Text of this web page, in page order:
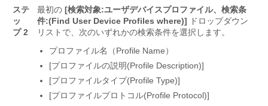
ステ
ッ
プ 2
最初の [検索対象:ユーザデバイスプロファイル、検索条
件:(Find User Device Profiles where)] ドロップダウン
リストで、次のいずれかの検索条件を選択します。
プロファイル名（Profile Name）
[プロファイルの説明(Profile Description)]
[プロファイルタイプ(Profile Type)]
[プロファイルプロトコル(Profile Protocol)]